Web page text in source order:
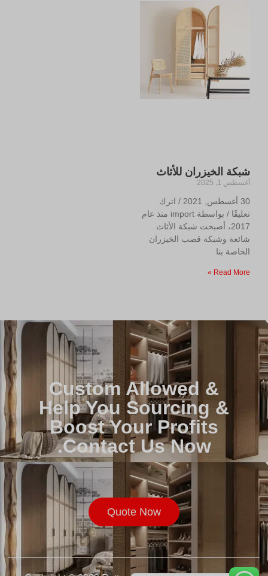
شبكة الخيزران للأثاث
أغسطس 1, 2025
30 أغسطس, 2021 / اترك
تعليقًا / بواسطة import منذ عام
2017، أصبحت شبكة الأثاث
شائعة وشبكة قصب الخيزران
الخاصة بنا
Read More »
Custom Allowed &
Help You Sourcing &
Boost Your Profits
Contact Us Now.
Quote Now
Español de México
Français
Русский